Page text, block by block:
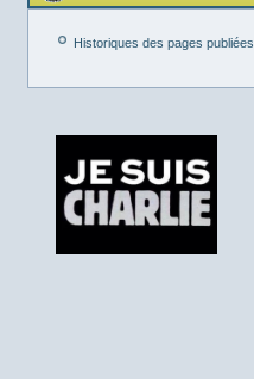
Historiques des pages publiées